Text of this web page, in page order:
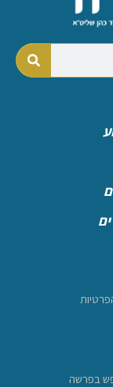
בפרשה